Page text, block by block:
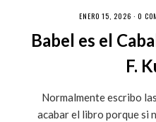
ENERO 15, 2026 · 0
Babel es el
F.
Normalmente escribo
acabar el libro porque si